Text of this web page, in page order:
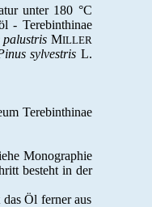
unter 180 °C
- Terebinthinae
palustris MILLER
sylvestris L.
Terebinthinae
Monographie
besteht in der
das Öl ferner aus